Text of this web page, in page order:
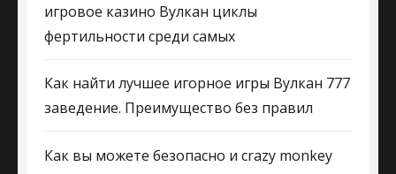
игровое казино Вулкан циклы
фертильности среди самых
Как найти лучшее игорное игры Вулкан 777
заведение. Преимущество без правил
Как вы можете безопасно и crazy monkey